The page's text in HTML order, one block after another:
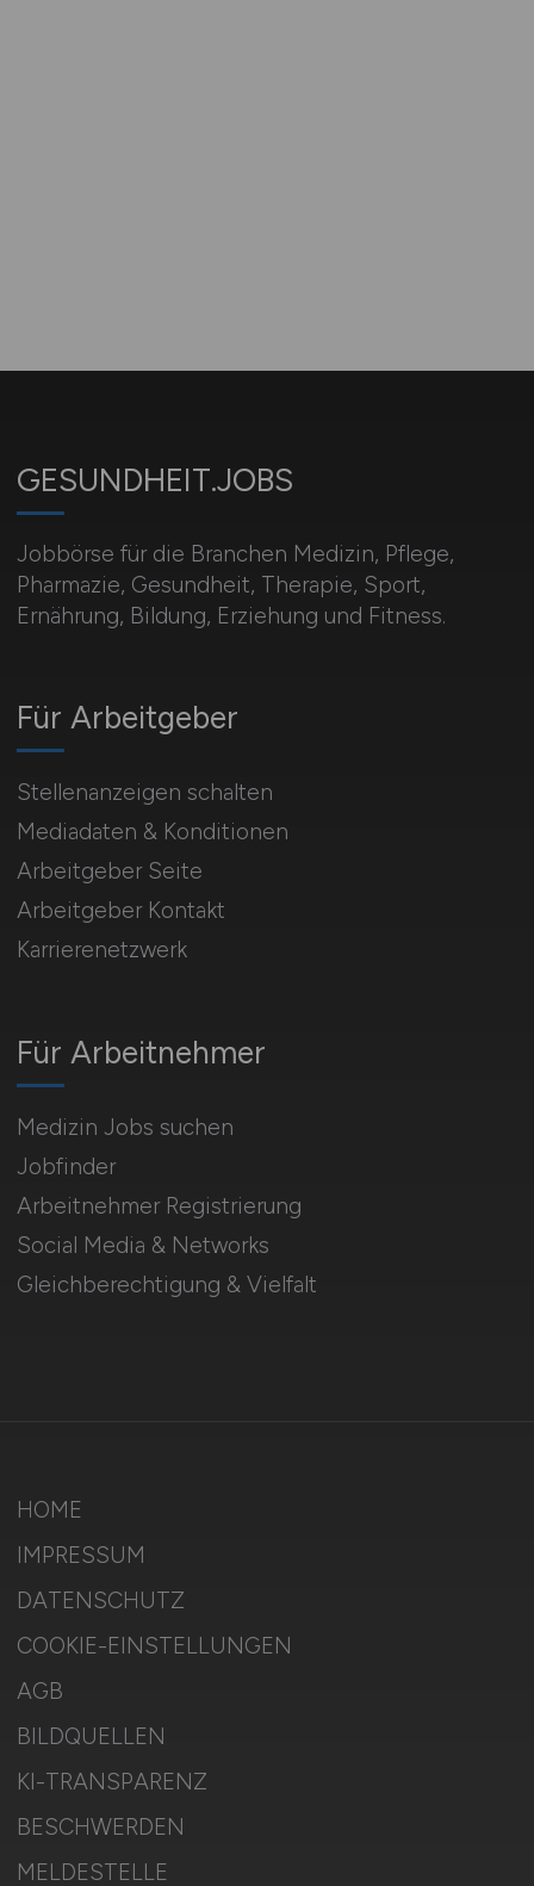
GESUNDHEIT.JOBS
Jobbörse für die Branchen Medizin, Pflege,
Pharmazie, Gesundheit, Therapie, Sport,
Ernährung, Bildung, Erziehung und Fitness.
Für Arbeitnehmer
Medizin Jobs suchen
Jobfinder
Arbeitnehmer Registrierung
Social Media & Networks
Gleichberechtigung & Vielfalt
Für Arbeitgeber
Stellenanzeigen schalten
Mediadaten & Konditionen
Arbeitgeber Seite
Arbeitgeber Kontakt
Karrierenetzwerk
HOME
IMPRESSUM
DATENSCHUTZ
COOKIE-EINSTELLUNGEN
AGB
BILDQUELLEN
KI-TRANSPARENZ
BESCHWERDEN
MELDESTELLE